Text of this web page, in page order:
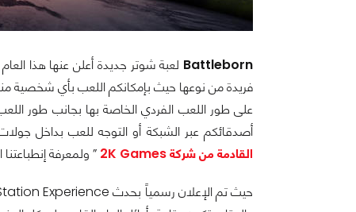
Battleborn لعبة شوتر جديدة أعلن عنها هذا
فريدة من نوعها حيث بإمكانكم اللعب بأي شخصية
على طور اللعب الفردي الخاصة بها بجانب طور
أصدقائكم عبر الشبكة أو التوجه للعب بداخل
القادمة من شركة 2K Games
” ولمعرفة